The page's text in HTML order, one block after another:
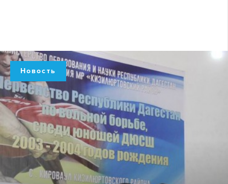
Новость